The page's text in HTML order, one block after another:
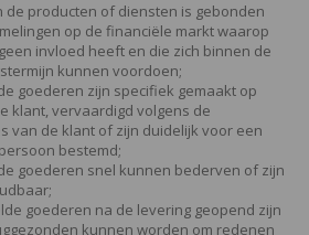
de producten of diensten is gebonden
op de financiële markt waarop
invloed heeft en die zich binnen de
kunnen voordoen;
goederen zijn specifiek gemaakt op
klant, vervaardigd volgens de
van de klant of zijn duidelijk voor een
bestemd;
goederen snel kunnen bederven of zijn
goederen na de levering geopend zijn
kunnen worden om redenen